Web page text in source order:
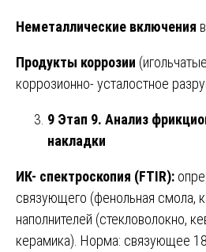
Неметаллические включения
Продукты коррозии
коррозионно- усталостное
9 Этап 9. Анализ
накладки
ИК- спектроскопия (FTIR):
связующего (фенольная смола,
наполнителей (стекловолокно,
керамика). Норма: связующее